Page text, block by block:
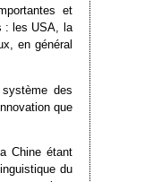
et
: les USA, la
en général
des
que
Chine étant
du